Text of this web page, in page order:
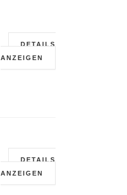
DETAILS
ANZEIGEN
DETAILS
ANZEIGEN